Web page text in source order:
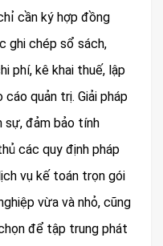
cần ký hợp đồng
ghi chép sổ sách,
phí, kê khai thuế, lập
quản trị. Giải pháp
sự, đảm bảo tính
các quy định pháp
vụ kế toán trọn gói
vừa và nhỏ, cũng
để tập trung phát